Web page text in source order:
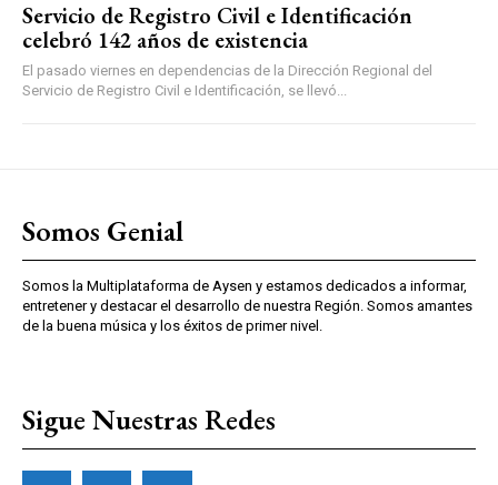
Servicio de Registro Civil e Identificación
celebró 142 años de existencia
El pasado viernes en dependencias de la Dirección Regional del
Servicio de Registro Civil e Identificación, se llevó...
Somos Genial
Somos la Multiplataforma de Aysen y estamos dedicados a informar,
entretener y destacar el desarrollo de nuestra Región. Somos amantes
de la buena música y los éxitos de primer nivel.
Sigue Nuestras Redes